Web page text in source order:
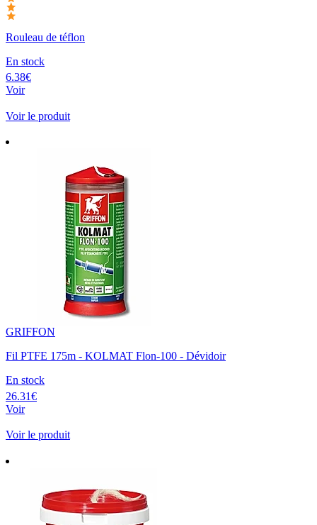
Rouleau de téflon
En stock
6.38€
Voir
Voir le produit
GRIFFON
Fil PTFE 175m - KOLMAT Flon-100 - Dévidoir
En stock
26.31€
Voir
Voir le produit